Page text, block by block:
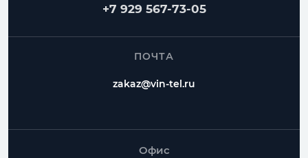
+7 929 567-73-05
ПОЧТА
zakaz@vin-tel.ru
Офис